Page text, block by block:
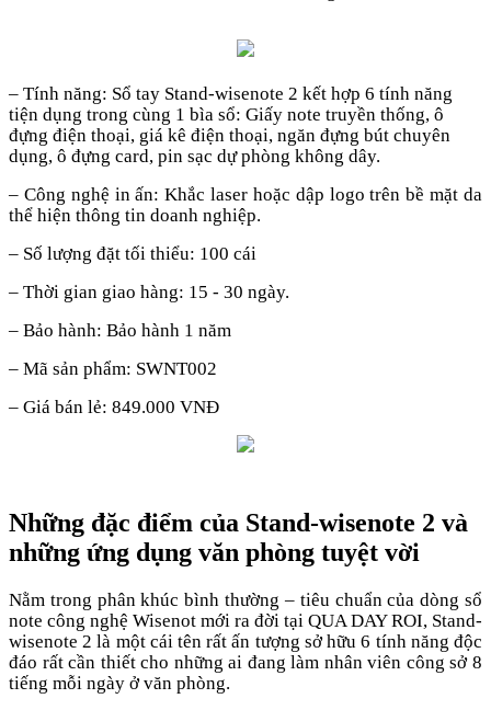
– Tính năng: Sổ tay Stand-wisenote 2 kết hợp 6 tính năng
tiện dụng trong cùng 1 bìa sổ: Giấy note truyền thống, ô
đựng điện thoại, giá kê điện thoại, ngăn đựng bút chuyên
dụng, ô đựng card, pin sạc dự phòng không dây.
– Công nghệ in ấn: Khắc laser hoặc dập logo trên bề mặt da
thể hiện thông tin doanh nghiệp.
– Số lượng đặt tối thiểu: 100 cái
– Thời gian giao hàng: 15 - 30 ngày.
– Bảo hành: Bảo hành 1 năm
– Mã sản phẩm: SWNT002
– Giá bán lẻ: 849.000 VNĐ
Những đặc điểm của Stand-wisenote 2 và
những ứng dụng văn phòng tuyệt vời
Nằm trong phân khúc bình thường – tiêu chuẩn của dòng sổ
note công nghệ Wisenot mới ra đời tại QUA DAY ROI, Stand-
wisenote 2 là một cái tên rất ấn tượng sở hữu 6 tính năng độc
đáo rất cần thiết cho những ai đang làm nhân viên công sở 8
tiếng mỗi ngày ở văn phòng.